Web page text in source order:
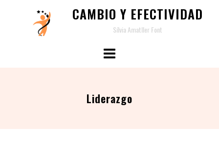
CAMBIO Y EFECTIVIDAD
Sílvia Amatller Font
Liderazgo